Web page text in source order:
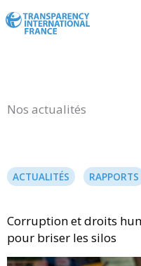
au
Nos actualités
ACTUALITÉS RAPPORTS
Corruption et droits
pour briser les silos